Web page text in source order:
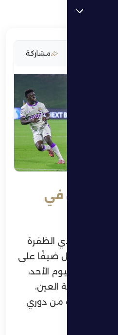
مشاركة
العين في
القدم بنادي الظفرة
عندما يحل ضيفًا على
العين في الساعة 7:25 من مساء اليوم الأحد،
زايد بمدينة العين،
قبل الأخيرة من دوري